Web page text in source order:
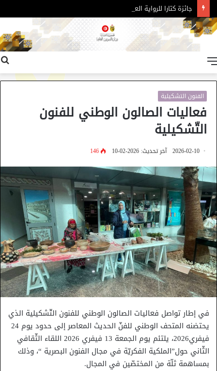
جائزة كتارا للرواية العربية – الدورة 11
الفنون التشكيلية
فعاليات الصالون الوطني للفنون
التّشكيلية
2026-02-10 آخر تحديث: 2026-02-10 146
في إطار تواصل فعاليات الصالون الوطني للفنون التّشكيلية الذي
يحتضنه المتحف الوطني للفنّ الحديث المعاصر إلى حدود يوم 24
فيفري2026، يلتئم يوم الجمعة 13 فيفري 2026 اللقاء الثّقافي
الثّاني حول”الملكية الفكريّة في مجال الفنون البصرية “، وذلك
بمساهمة ثلّة من المختصّين في المجال.